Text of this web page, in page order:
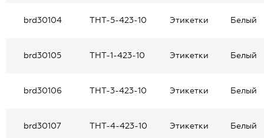
brd30104 THT-5-423-10 Этикетки Белый
brd30105 THT-1-423-10 Этикетки Белый
brd30106 THT-3-423-10 Этикетки Белый
brd30107 THT-4-423-10 Этикетки Белый